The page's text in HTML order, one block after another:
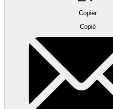
Copier
Copié